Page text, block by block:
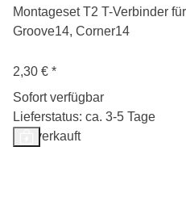
Montageset T2 T-Verbinder
Groove14, Corner14
2,30 € *
Sofort verfügbar
Lieferstatus: ca. 3-5 Tage
Ausverkauft